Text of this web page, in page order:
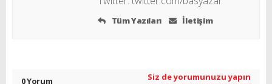
Tüm Yazıları İletişim
0 Yorum Siz de yorumunuzu yapın